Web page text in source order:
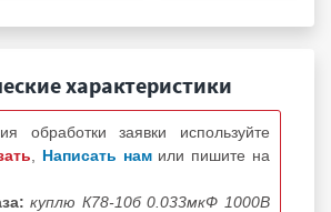
характеристики
обработки заявки используйте
Написать нам или пишите на
куплю К78-10б 0.033мкФ 1000В